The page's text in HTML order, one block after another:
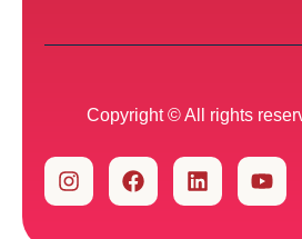
Copyright © All rights